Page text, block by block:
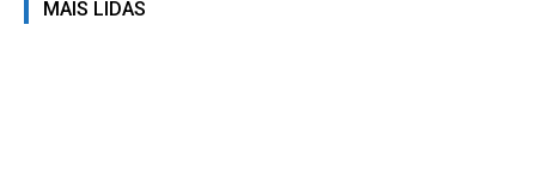
MAIS LIDAS